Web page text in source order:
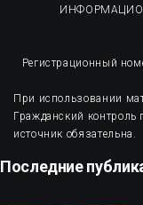
Регистрационный
При использовании
Гражданский контроль
источник обязательна.
Последние